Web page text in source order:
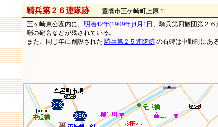
騎兵第２６連隊跡豊橋市王ケ崎町上原１
王ヶ崎東公園内に、 明治42年(1909年)4月1日 、騎兵第四旅団第２
哨の硝舎などが残されている。
また、同じ年に創設された騎兵第２５連隊跡の石碑は中野町にあ